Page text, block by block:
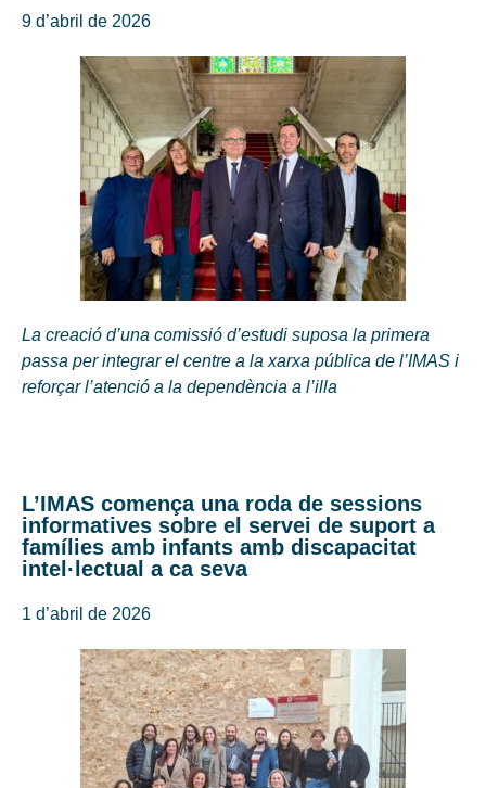
9 d’abril de 2026
La creació d’una comissió d’estudi suposa la primera
passa per integrar el centre a la xarxa pública de l’IMAS i
reforçar l’atenció a la dependència a l’illa
L’IMAS comença una roda de sessions
informatives sobre el servei de suport a
famílies amb infants amb discapacitat
intel·lectual a ca seva
1 d’abril de 2026